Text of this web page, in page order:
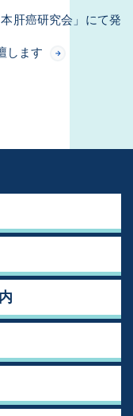
肝癌研究会」にて発
します